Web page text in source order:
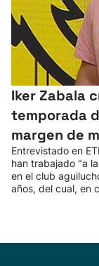
Iker Zabala
temporada
margen de
Entrevistado en
han trabajado "a
en el club
años, del cual, en